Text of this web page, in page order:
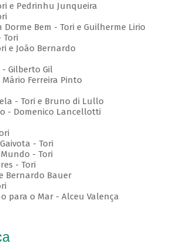
e Pedrinhu Junqueira
Dorme Bem - Tori e Guilherme Lirio
Tori
e João Bernardo
Gilberto Gil
Mário Ferreira Pinto
- Tori e Bruno di Lullo
- Domenico Lancellotti
- Tori
- Tori
- Tori
Bernardo Bauer
para o Mar - Alceu Valença